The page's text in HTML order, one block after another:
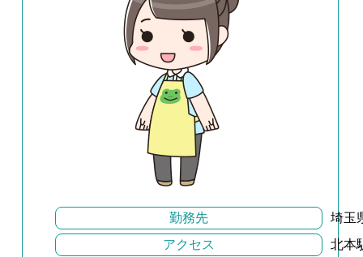
勤務先
埼玉
アクセス
北本